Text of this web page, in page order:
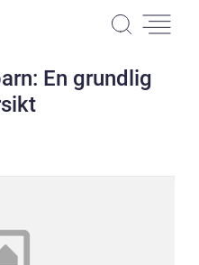
En grundlig